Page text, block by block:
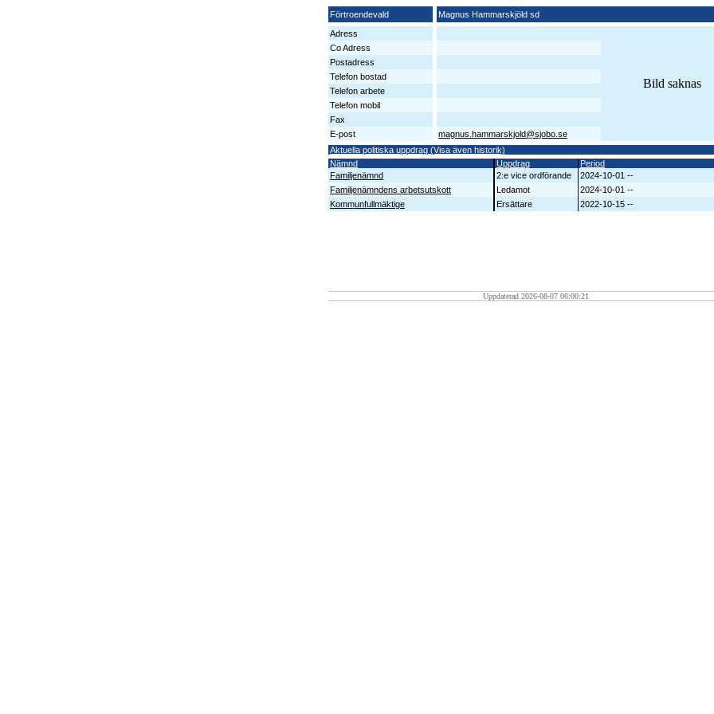
Förtroendevald
Magnus Hammarskjöld sd
Adress
Bild saknas
Co Adress
Postadress
Telefon bostad
Telefon arbete
Telefon mobil
Fax
E-post
magnus.hammarskjold@sjobo.se
Aktuella politiska uppdrag (Visa även historik)
Nämnd
Uppdrag
Period
Familjenämnd
2:e vice ordförande
2024-10-01 --
Familjenämndens arbetsutskott
Ledamot
2024-10-01 --
Kommunfullmäktige
Ersättare 2022-10-15 --
Uppdaterad 2026-08-07 06:00:21